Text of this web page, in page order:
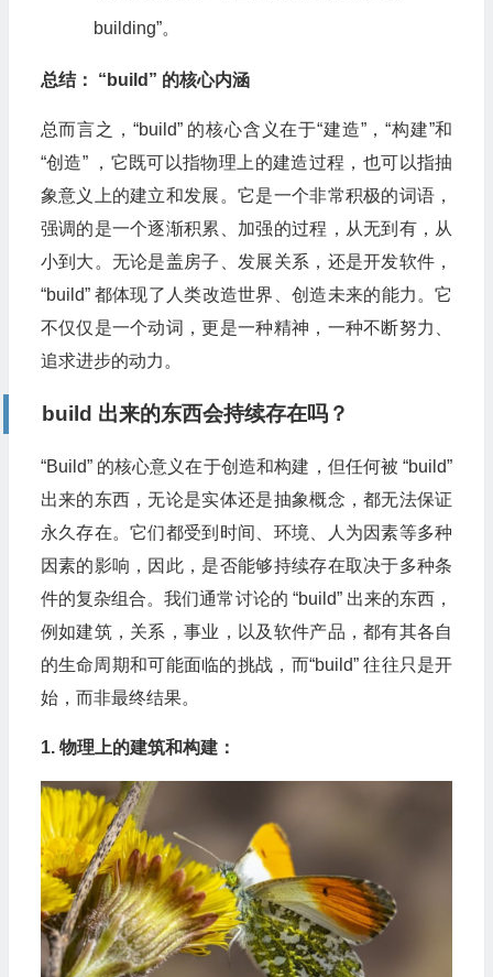
building”。
总结： “build” 的核心内涵
总而言之，“build” 的核心含义在于“建造”，“构建”和
“创造” ，它既可以指物理上的建造过程，也可以指抽
象意义上的建立和发展。它是一个非常积极的词语，
强调的是一个逐渐积累、加强的过程，从无到有，从
小到大。无论是盖房子、发展关系，还是开发软件，
“build” 都体现了人类改造世界、创造未来的能力。它
不仅仅是一个动词，更是一种精神，一种不断努力、
追求进步的动力。
build 出来的东西会持续存在吗？
“Build” 的核心意义在于创造和构建，但任何被 “build”
出来的东西，无论是实体还是抽象概念，都无法保证
永久存在。它们都受到时间、环境、人为因素等多种
因素的影响，因此，是否能够持续存在取决于多种条
件的复杂组合。我们通常讨论的 “build” 出来的东西，
例如建筑，关系，事业，以及软件产品，都有其各自
的生命周期和可能面临的挑战，而“build” 往往只是开
始，而非最终结果。
1. 物理上的建筑和构建：